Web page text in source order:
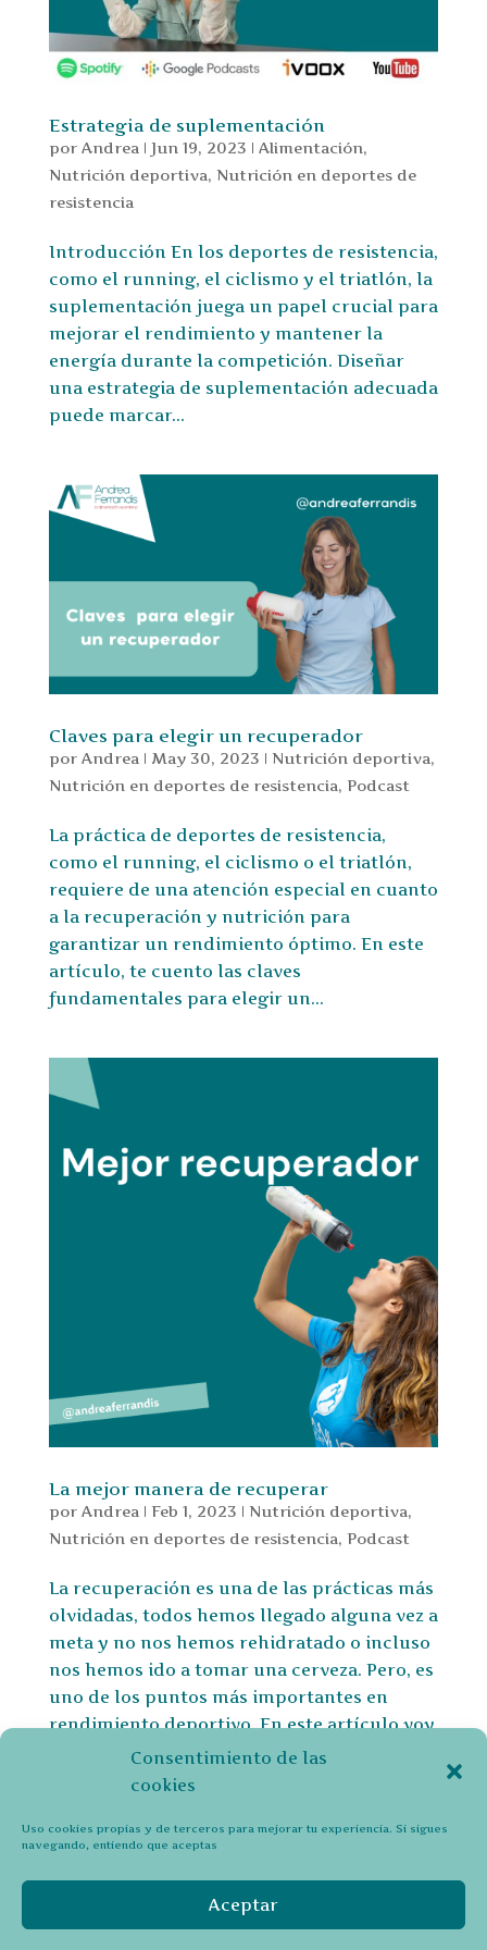
Consentimiento de las
cookies
Uso cookies propias y de terceros para mejorar tu experiencia. Si sigues
navegando, entiendo que aceptas
Aceptar
Estrategia de suplementación
por Andrea | Jun 19, 2023 | Alimentación,
Nutrición deportiva, Nutrición en deportes de
resistencia
Introducción En los deportes de resistencia,
como el running, el ciclismo y el triatlón, la
suplementación juega un papel crucial para
mejorar el rendimiento y mantener la
energía durante la competición. Diseñar
una estrategia de suplementación adecuada
puede marcar...
Claves para elegir un recuperador
por Andrea | May 30, 2023 | Nutrición deportiva,
Nutrición en deportes de resistencia, Podcast
La práctica de deportes de resistencia,
como el running, el ciclismo o el triatlón,
requiere de una atención especial en cuanto
a la recuperación y nutrición para
garantizar un rendimiento óptimo. En este
artículo, te cuento las claves
fundamentales para elegir un...
La mejor manera de recuperar
por Andrea | Feb 1, 2023 | Nutrición deportiva,
Nutrición en deportes de resistencia, Podcast
La recuperación es una de las prácticas más
olvidadas, todos hemos llegado alguna vez a
meta y no nos hemos rehidratado o incluso
nos hemos ido a tomar una cerveza. Pero, es
uno de los puntos más importantes en
rendimiento deportivo. En este artículo voy
a repasar la...
« Entradas más antiguas
Declaración de privacidad